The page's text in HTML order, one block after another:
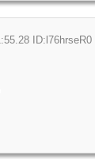
ID:l76hrseR0